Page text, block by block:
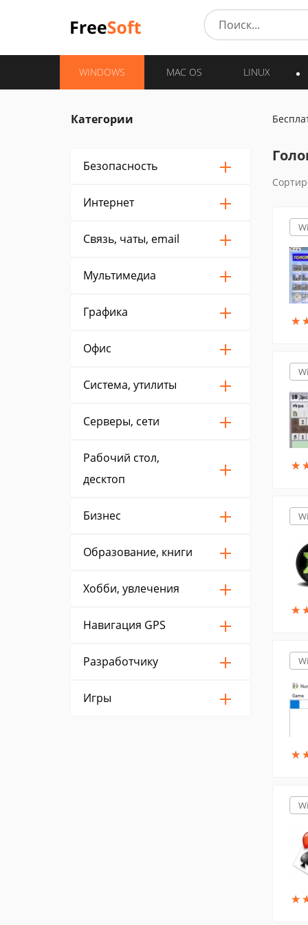
WINDOWS MAC OS LINUX
Категории
Безопасность
Интернет
Связь, чаты, email
Мультимедиа
Графика
Офис
Система, утилиты
Серверы, сети
Рабочий стол,
десктоп
Бизнес
Образование, книги
Хобби, увлечения
Навигация GPS
Разработчику
Игры
★
★
★
★
★
★
★
★
★
★